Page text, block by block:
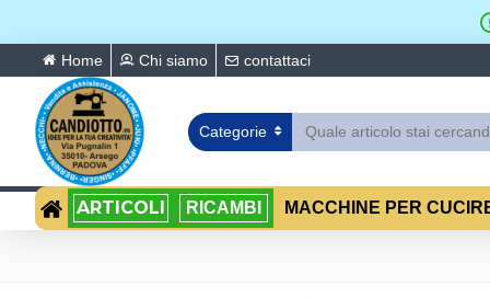
Home Chi siamo contattaci
Categorie
ARTICOLI RICAMBI MACCHINE PER